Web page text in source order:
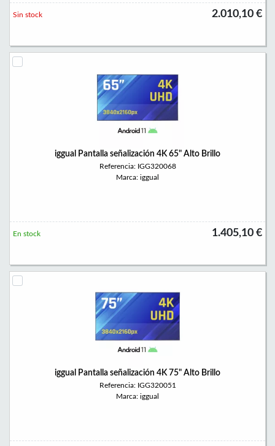
2.010,10 €
Sin stock
iggual Pantalla señalización 4K 65" Alto Brillo
Referencia: IGG320068
Marca: iggual
1.405,10 €
En stock
iggual Pantalla señalización 4K 75" Alto Brillo
Referencia: IGG320051
Marca: iggual